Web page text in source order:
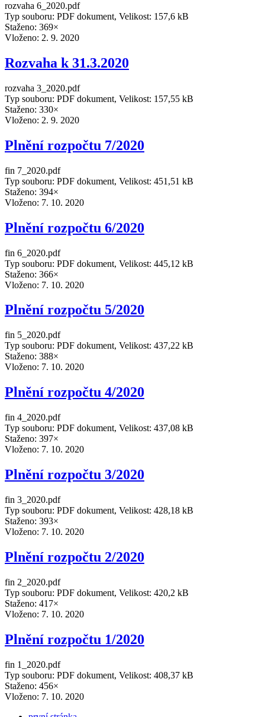
rozvaha 6_2020.pdf
Typ souboru: PDF dokument, Velikost: 157,6 kB
Staženo: 369×
Vloženo: 2. 9. 2020
Rozvaha k 31.3.2020
rozvaha 3_2020.pdf
Typ souboru: PDF dokument, Velikost: 157,55 kB
Staženo: 330×
Vloženo: 2. 9. 2020
Plnění rozpočtu 7/2020
fin 7_2020.pdf
Typ souboru: PDF dokument, Velikost: 451,51 kB
Staženo: 394×
Vloženo: 7. 10. 2020
Plnění rozpočtu 6/2020
fin 6_2020.pdf
Typ souboru: PDF dokument, Velikost: 445,12 kB
Staženo: 366×
Vloženo: 7. 10. 2020
Plnění rozpočtu 5/2020
fin 5_2020.pdf
Typ souboru: PDF dokument, Velikost: 437,22 kB
Staženo: 388×
Vloženo: 7. 10. 2020
Plnění rozpočtu 4/2020
fin 4_2020.pdf
Typ souboru: PDF dokument, Velikost: 437,08 kB
Staženo: 397×
Vloženo: 7. 10. 2020
Plnění rozpočtu 3/2020
fin 3_2020.pdf
Typ souboru: PDF dokument, Velikost: 428,18 kB
Staženo: 393×
Vloženo: 7. 10. 2020
Plnění rozpočtu 2/2020
fin 2_2020.pdf
Typ souboru: PDF dokument, Velikost: 420,2 kB
Staženo: 417×
Vloženo: 7. 10. 2020
Plnění rozpočtu 1/2020
fin 1_2020.pdf
Typ souboru: PDF dokument, Velikost: 408,37 kB
Staženo: 456×
Vloženo: 7. 10. 2020